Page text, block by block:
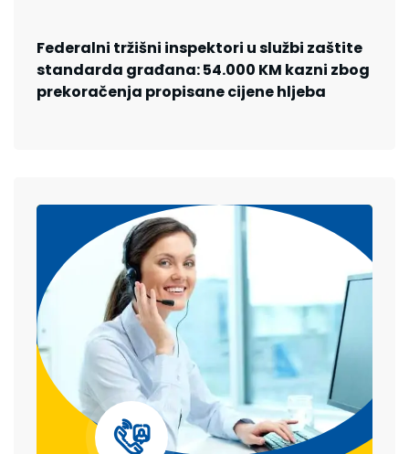
Federalni tržišni inspektori u službi zaštite
standarda građana: 54.000 KM kazni zbog
prekoračenja propisane cijene hljeba